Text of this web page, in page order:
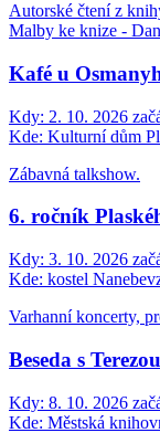
Autorské čtení z
Malby ke knize -
Kafé u
Kdy: 2. 10. 2026
Kde: Kulturní dům
Zábavná talkshow.
6. ročník
Kdy: 3. 10. 2026
Kde: kostel
Varhanní koncerty,
Beseda s
Kdy: 8. 10. 2026
Kde: Městská